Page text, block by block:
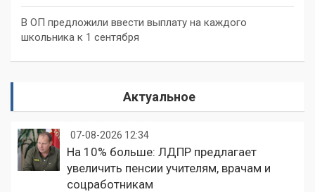
В ОП предложили ввести выплату на каждого
школьника к 1 сентября
Актуальное
07-08-2026 12:34
На 10% больше: ЛДПР предлагает
увеличить пенсии учителям, врачам и
соцработникам